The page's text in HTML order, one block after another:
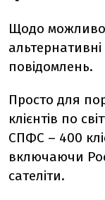
Щодо
повідомлень.
Просто для
клієнтів по
СПФС – 400
включаючи
сателіти.